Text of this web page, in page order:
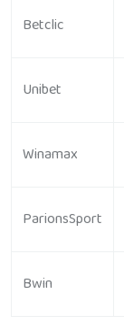
Betclic
Unibet
Winamax
ParionsSport
Bwin